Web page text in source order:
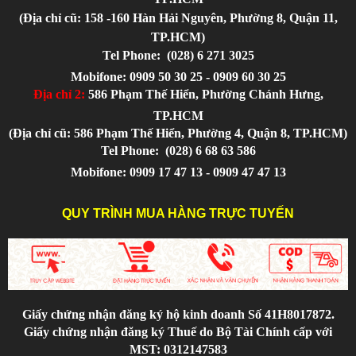
(Địa chỉ cũ: 158 -160 Hàn Hải Nguyên, Phường 8, Quận 11,
TP.HCM)
Tel Phone: (028) 6 271 3025
Mobifone: 0909 50 30 25 - 0909 60 30 25
Địa chỉ 2: 586 Phạm Thế Hiển, Phường Chánh Hưng,
TP.HCM
(Địa chỉ cũ: 586 Phạm Thế Hiển, Phường 4, Quận 8, TP.HCM)
Tel Phone: (028) 6 68 63 586
Mobifone: 0909 17 47 13 - 0909 47 47 13
QUY TRÌNH MUA HÀNG TRỰC TUYẾN
Giấy chứng nhận đăng ký hộ kinh doanh Số 41H8017872.
Giấy chứng nhận đăng ký Thuế do Bộ Tài Chính cấp với
MST: 0312147583